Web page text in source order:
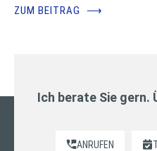
ZUM BEITRAG ⟶
Ich berate Sie gern.
ANRUFEN